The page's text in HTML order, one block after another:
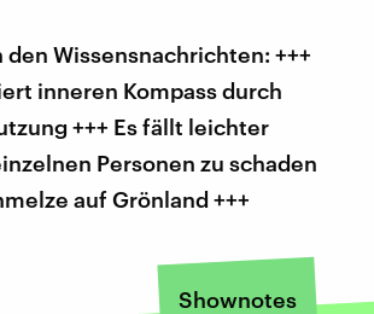
den Wissensnachrichten: +++
inneren Kompass durch
+++ Es fällt leichter
Personen zu schaden
auf Grönland +++
Shownotes